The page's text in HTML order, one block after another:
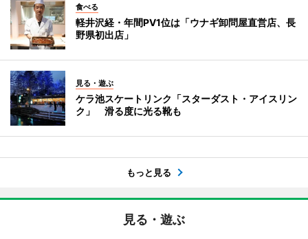
食べる
軽井沢経・年間PV1位は「ウナギ卸問屋直営店、長
野県初出店」
見る・遊ぶ
ケラ池スケートリンク「スターダスト・アイスリン
ク」 滑る度に光る靴も
もっと見る
見る・遊ぶ